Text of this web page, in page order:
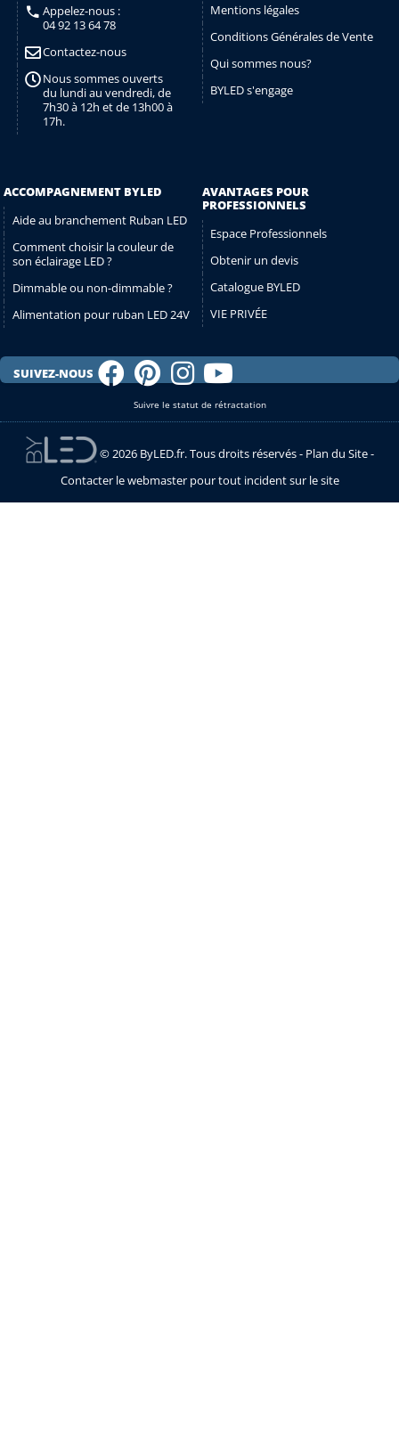
Appelez-nous :
04 92 13 64 78
Contactez-nous
Nous sommes ouverts
du lundi au vendredi, de
7h30 à 12h et de 13h00 à
17h.
Mentions légales
Conditions Générales de Vente
Qui sommes nous?
BYLED s'engage
ACCOMPAGNEMENT BYLED
Aide au branchement Ruban LED
Comment choisir la couleur de
son éclairage LED ?
Dimmable ou non-dimmable ?
Alimentation pour ruban LED 24V
AVANTAGES POUR
PROFESSIONNELS
Espace Professionnels
Obtenir un devis
Catalogue BYLED
VIE PRIVÉE
SUIVEZ-NOUS
Suivre le statut de rétractation
© 2026 ByLED.fr. Tous droits réservés - Plan du Site-
Contacter le webmaster pour tout incident sur le site